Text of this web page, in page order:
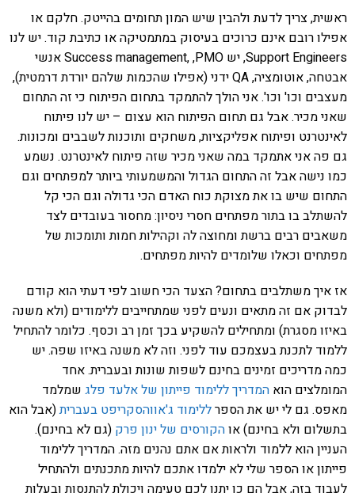
ראשית, צריך לדעת ולהבין שיש המון תחומים בהייטק. חלקם או
אפילו רובם אינם כרוכים בעיסוק במתמטיקה או כתיבת קוד. יש לנו
Support Engineers, יש Success management, ,PMO אנשי
אבטחה, אוטומציה, QA ידני (אפילו שהכמות שלהם יורדת דרמטית),
מעצבים וכו' וכו'. אני הולך להתמקד בתחום הפיתוח כי זה התחום
שאני מכיר. אבל גם תחום הפיתוח הוא עצום – יש לנו פיתוח
לאינטרנט ופיתוח אפליקציות, משחקים ותוכנות לשבבים ומכונות.
גם פה אני אתמקד במה שאני מכיר שזה פיתוח לאינטרנט. נשמע
כמו נישה אבל זה התחום הגדול והמשמעותי ביותר למפתחים וגם
התחום שיש בו את מצוקת כוח האדם הכי גדולה וגם הכי קל
להשתלב בו בתור מפתחים חסרי ניסיון: מחסור בעובדים לצד
משאבים רבים ברשת ומחוצה לה וקהילות חמות ותומכות של
מפתחים וכאלו שלומדים להיות מפתחים.
אז איך משתלבים בתחום? הצעד הכי חשוב לפי דעתי הוא קודם
לבדוק אם זה מתאים ונעים לפני שמתחייבים ללימודים (ולא משנה
באיזו מסגרת) ומתחילים להשקיע בכך זמן רב וכסף. כלומר להתחיל
ללמוד לתכנת בעצמכם עוד לפני. וזה לא משנה באיזו שפה. יש
כמה מדריכים זמינים בחינם לשפות שונות ובעברית. אחד
המומלצים הוא המדריך ללימוד פייתון של אלעד פלג שמלמד
מאפס. גם לי יש את הספרללימוד ג'אווהסקריפט בעברית(אבל הוא
בתשלום ולא בחינם) אוהקורסים של ינון פרק (גם לא בחינם).
העניין הוא ללמוד ולראות אם אתם נהנים מזה. המדריך ללימוד
פייתון או הספר שלי לא ילמדו אתכם להיות מתכנתים ולהתחיל
לעבוד בזה, אבל הם כן יתנו לכם טעימה ויכולת להתנסות ובעלות